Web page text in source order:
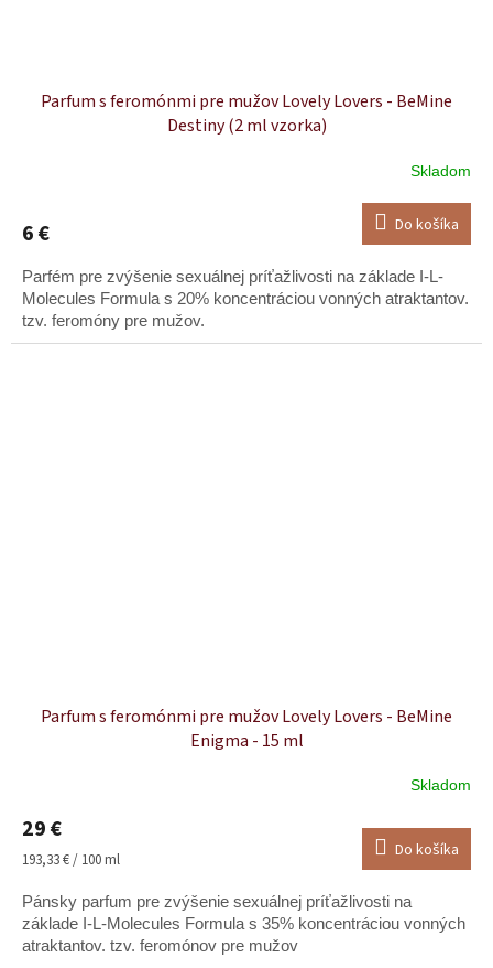
Parfum s feromónmi pre mužov Lovely Lovers - BeMine
Destiny (2 ml vzorka)
Skladom
6 € Do košíka
Parfém pre zvýšenie sexuálnej príťažlivosti na základe I-L-
Molecules Formula s 20% koncentráciou vonných atraktantov.
tzv. feromóny pre mužov.
Parfum s feromónmi pre mužov Lovely Lovers - BeMine
Enigma - 15 ml
produktu
je
z
hviezdičiek.
Skladom
29 €
Jednotková
193,33 € / 100 ml Do košíka
Pánsky parfum pre zvýšenie sexuálnej príťažlivosti na
základe I-L-Molecules Formula s 35% koncentráciou vonných
atraktantov. tzv. feromónov pre mužov